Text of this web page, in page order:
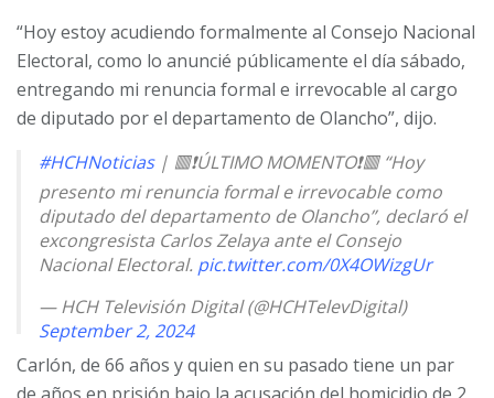
“Hoy estoy acudiendo formalmente al Consejo Nacional
Electoral, como lo anuncié públicamente el día sábado,
entregando mi renuncia formal e irrevocable al cargo
de diputado por el departamento de Olancho”, dijo.
#HCHNoticias| 🟥❗ÚLTIMO MOMENTO❗🟥 “Hoy
presento mi renuncia formal e irrevocable como
diputado del departamento de Olancho”, declaró el
excongresista Carlos Zelaya ante el Consejo
Nacional Electoral. pic.twitter.com/0X4OWizgUr
— HCH Televisión Digital (@HCHTelevDigital)
September 2, 2024
Carlón, de 66 años y quien en su pasado tiene un par